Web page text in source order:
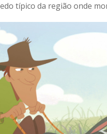
típico da região onde